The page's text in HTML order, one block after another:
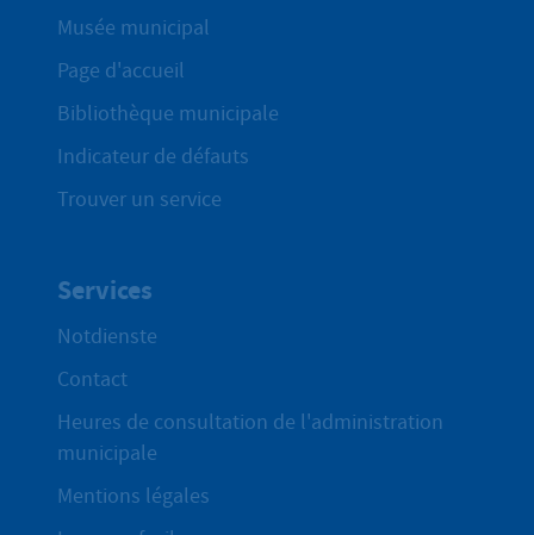
Musée municipal
Page d'accueil
Bibliothèque municipale
Indicateur de défauts
Trouver un service
Services
Notdienste
Contact
Heures de consultation de l'administration
municipale
Mentions légales